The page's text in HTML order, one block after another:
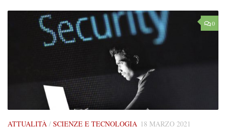
0
ATTUALITÀ / SCIENZE E TECNOLOGIA 18 MARZO 2021